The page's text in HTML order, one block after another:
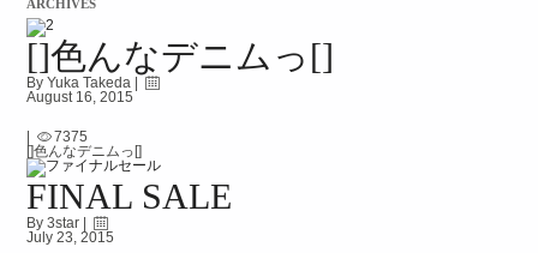
ARCHIVES
[]色んなデニムっ[]
By Yuka Takeda |
August 16, 2015
7375
[]色んなデニムっ[]
FINAL SALE
By 3star |
July 23, 2015